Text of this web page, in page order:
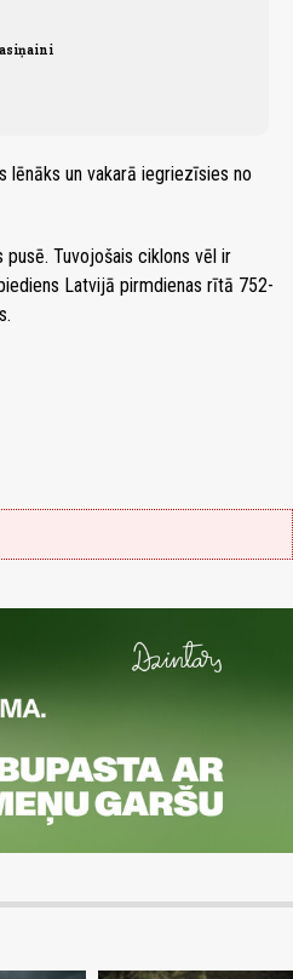
lēnāks un vakarā iegriezīsies no
Tuvojošais ciklons vēl ir
Latvijā pirmdienas rītā 752-